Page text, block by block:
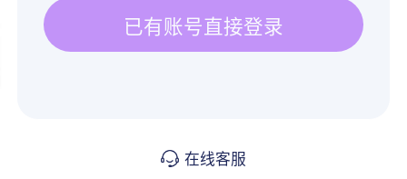
已有账号直接登录
在线客服